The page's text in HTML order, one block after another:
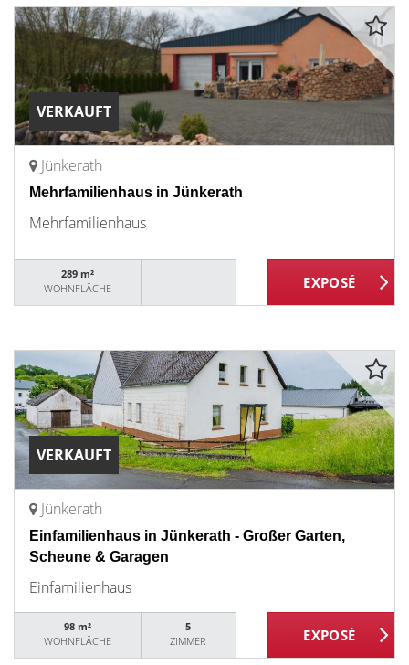
VERKAUFT
Jünkerath
Mehrfamilienhaus in Jünkerath
Mehrfamilienhaus
289 m²
WOHNFLÄCHE
VERKAUFT
Jünkerath
Einfamilienhaus in Jünkerath - Großer Garten,
Scheune & Garagen
Einfamilienhaus
98 m²
WOHNFLÄCHE
5
ZIMMER